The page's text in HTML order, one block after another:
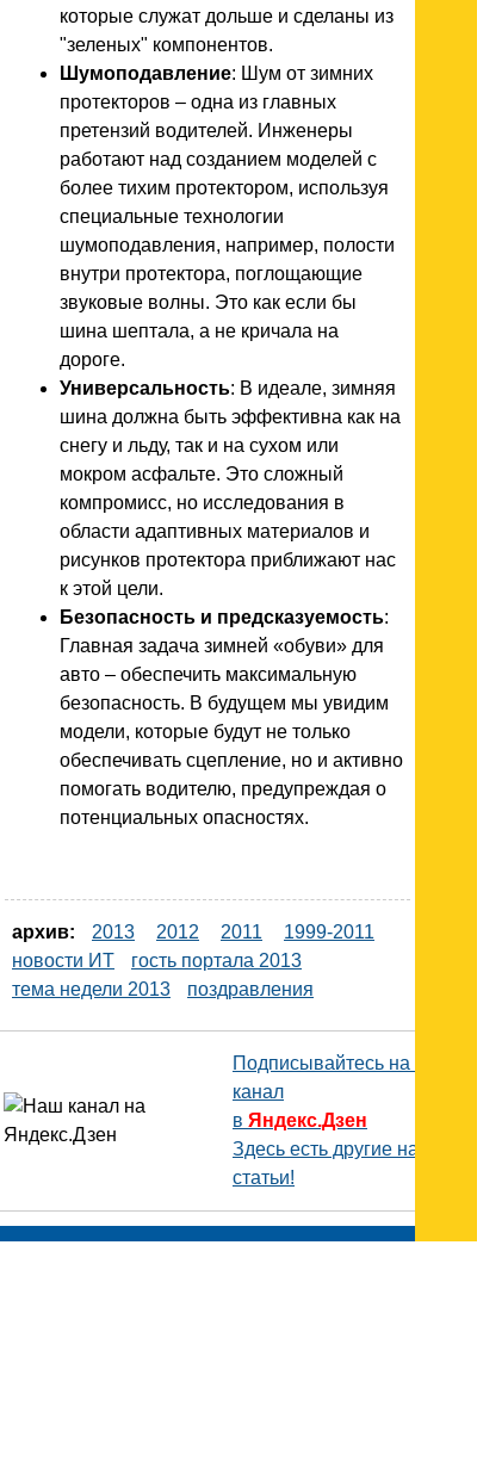
которые служат дольше и сделаны из
"зеленых" компонентов.
Шумоподавление: Шум от зимних
протекторов – одна из главных
претензий водителей. Инженеры
работают над созданием моделей с
более тихим протектором, используя
специальные технологии
шумоподавления, например, полости
внутри протектора, поглощающие
звуковые волны. Это как если бы
шина шептала, а не кричала на
дороге.
Универсальность: В идеале, зимняя
шина должна быть эффективна как на
снегу и льду, так и на сухом или
мокром асфальте. Это сложный
компромисс, но исследования в
области адаптивных материалов и
рисунков протектора приближают нас
к этой цели.
Безопасность и предсказуемость:
Главная задача зимней «обуви» для
авто – обеспечить максимальную
безопасность. В будущем мы увидим
модели, которые будут не только
обеспечивать сцепление, но и активно
помогать водителю, предупреждая о
потенциальных опасностях.
архив: 2013 2012 2011
1999-2011
новости ИТ
гость портала 2013
тема недели 2013
поздравления
Подписывайтесь на наш
канал
в Яндекс.Дзен
Здесь есть другие наши
статьи!